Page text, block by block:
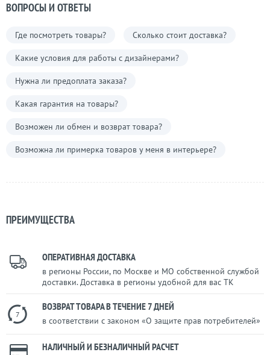
ВОПРОСЫ И ОТВЕТЫ
Где посмотреть товары? Сколько стоит доставка?
Какие условия для работы с дизайнерами?
Нужна ли предоплата заказа?
Какая гарантия на товары?
Возможен ли обмен и возврат товара?
Возможна ли примерка товаров у меня в интерьере?
ПРЕИМУЩЕСТВА
ОПЕРАТИВНАЯ ДОСТАВКА
в регионы России, по Москве и МО собственной службой
доставки. Доставка в регионы удобной для вас ТК
7
ВОЗВРАТ ТОВАРА В ТЕЧЕНИЕ 7 ДНЕЙ
в соответствии с законом «О защите прав потребителей»
НАЛИЧНЫЙ И БЕЗНАЛИЧНЫЙ РАСЧЕТ